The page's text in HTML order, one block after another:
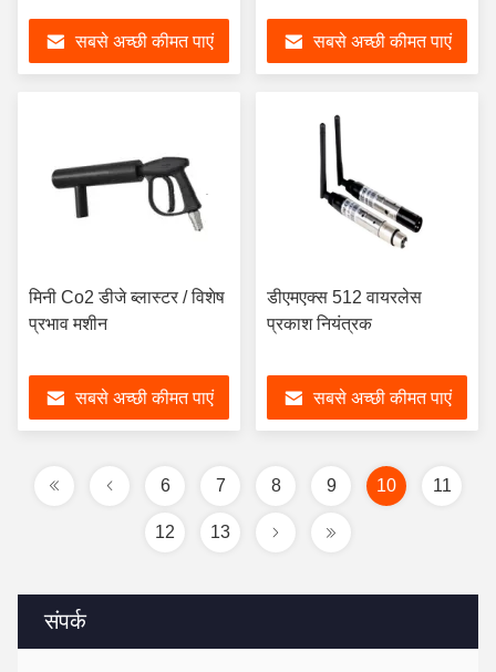
संपर्क
सबसे अच्छी कीमत पाएं सबसे अच्छी कीमत पाएं
मिनी Co2 डीजे ब्लास्टर / विशेष
प्रभाव मशीन
सबसे अच्छी कीमत पाएं
डीएमएक्स 512 वायरलेस
प्रकाश नियंत्रक
सबसे अच्छी कीमत पाएं
6 7 8 9 10 11
12 13